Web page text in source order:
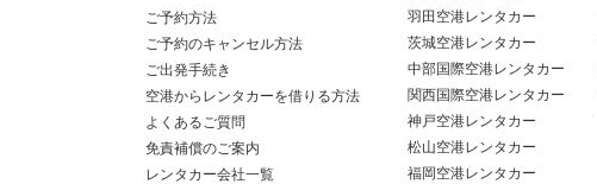
ご予約方法
ご予約のキャンセル方法
ご出発手続き
空港からレンタカーを借りる方法
よくあるご質問
免責補償のご案内
レンタカー会社一覧
羽田空港レンタカー
茨城空港レンタカー
中部国際空港レンタカー
関西国際空港レンタカー
神戸空港レンタカー
松山空港レンタカー
福岡空港レンタカー